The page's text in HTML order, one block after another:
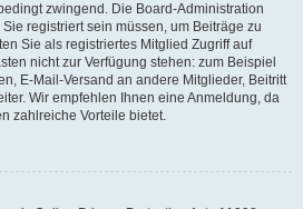
zwingend. Die Board-Administration
registriert sein müssen, um Beiträge zu
Sie als registriertes Mitglied Zugriff auf
nicht zur Verfügung stehen: zum Beispiel
E-Mail-Versand an andere Mitglieder, Beitritt
Wir empfehlen Ihnen eine Anmeldung, da
zahlreiche Vorteile bietet.